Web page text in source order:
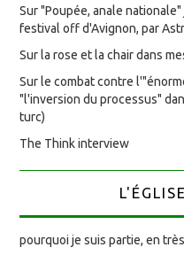
Sur "Poupée, anale
festival off d'Avignon, par
Sur la rose et la chair dans
Sur le combat contre
"l'inversion du processus"
turc)
The Think interview
pourquoi je suis partie, en